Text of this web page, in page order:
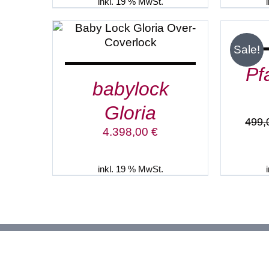
IN DEN WARENKORB
/
DETAILS
babylock
Gloria
4.398,00€
inkl. 19 % MwSt.
Sale!